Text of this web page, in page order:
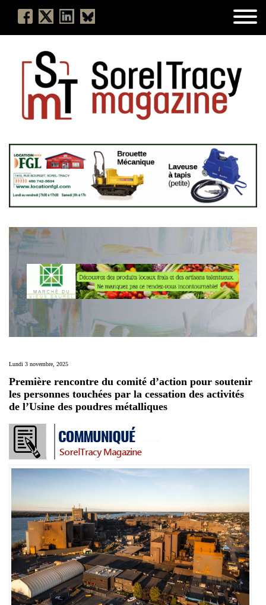
Lundi 3 novembre, 2025
Première rencontre du comité d’action pour soutenir
les personnes touchées par la cessation des activités
de l’Usine des poudres métalliques